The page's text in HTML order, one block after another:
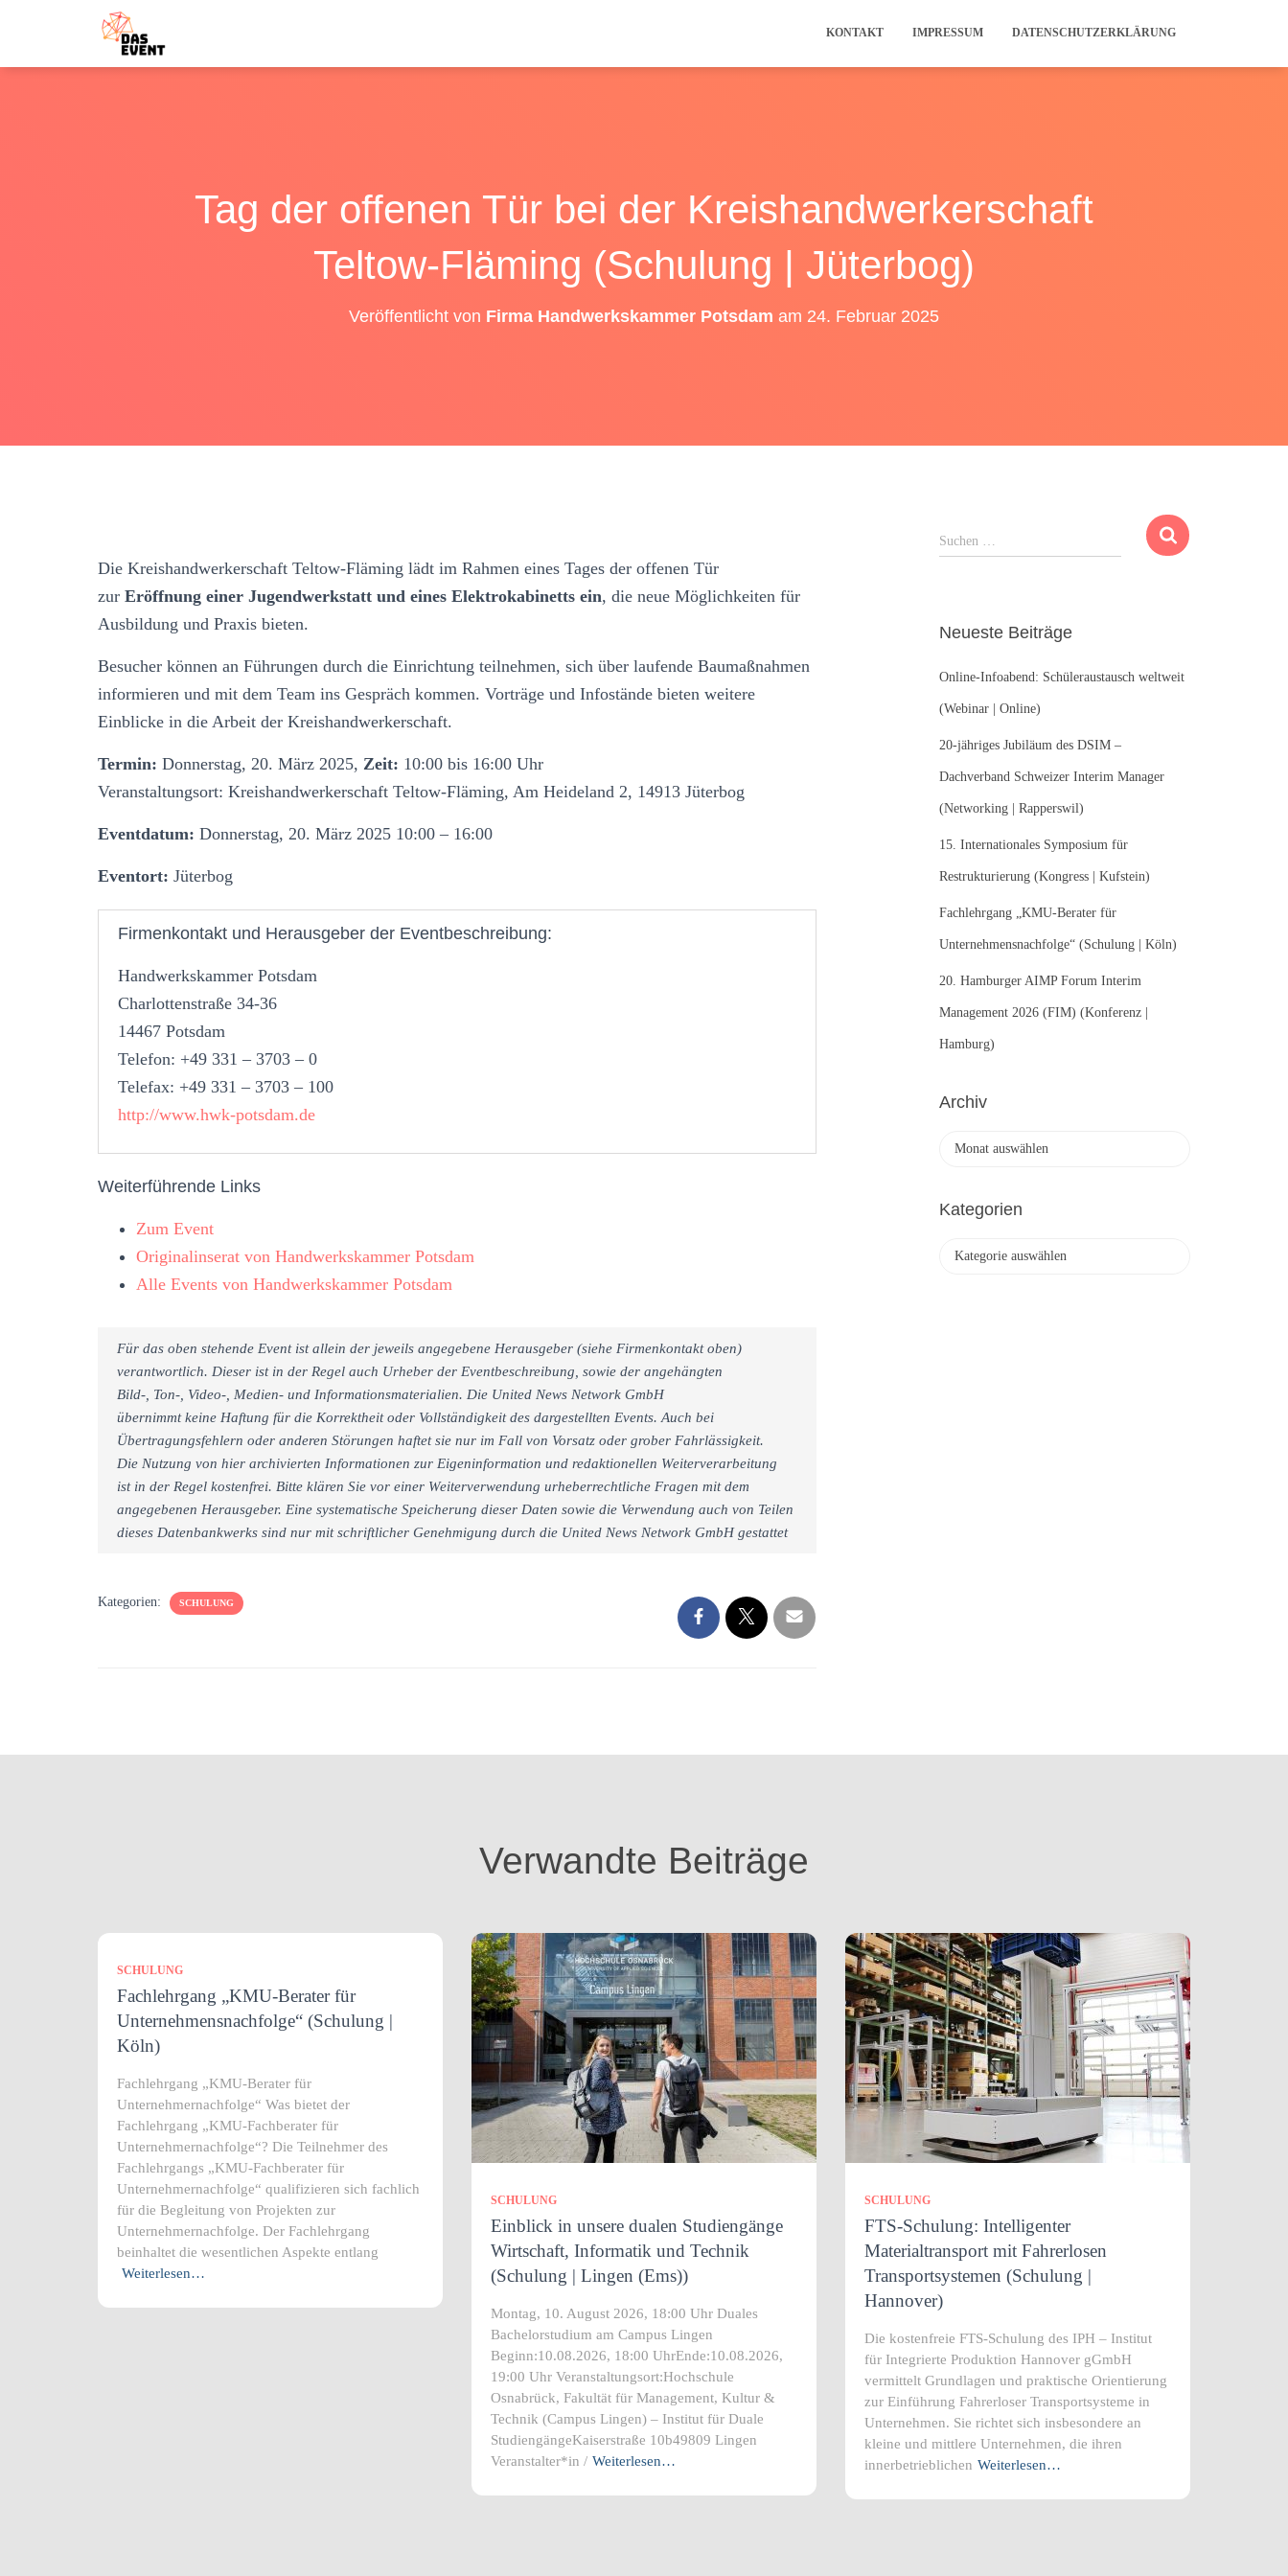
KONTAKT IMPRESSUM DATENSCHUTZERKLÄRUNG
Tag der offenen Tür bei der Kreishandwerkerschaft
Teltow-Fläming (Schulung | Jüterbog)
Veröffentlicht von Firma Handwerkskammer Potsdam am 24. Februar 2025
Die Kreishandwerkerschaft Teltow-Fläming lädt im Rahmen eines Tages der offenen Tür
zur Eröffnung einer Jugendwerkstatt und eines Elektrokabinetts ein, die neue Möglichkeiten für
Ausbildung und Praxis bieten.
Besucher können an Führungen durch die Einrichtung teilnehmen, sich über laufende Baumaßnahmen
informieren und mit dem Team ins Gespräch kommen. Vorträge und Infostände bieten weitere
Einblicke in die Arbeit der Kreishandwerkerschaft.
Termin: Donnerstag, 20. März 2025, Zeit: 10:00 bis 16:00 Uhr
Veranstaltungsort: Kreishandwerkerschaft Teltow-Fläming, Am Heideland 2, 14913 Jüterbog
Eventdatum: Donnerstag, 20. März 2025 10:00 – 16:00
Eventort: Jüterbog
Firmenkontakt und Herausgeber der Eventbeschreibung:
Handwerkskammer Potsdam
Charlottenstraße 34-36
14467 Potsdam
Telefon: +49 331 – 3703 – 0
Telefax: +49 331 – 3703 – 100
http://www.hwk-potsdam.de
Weiterführende Links
Zum Event
Originalinserat von Handwerkskammer Potsdam
Alle Events von Handwerkskammer Potsdam
Für das oben stehende Event ist allein der jeweils angegebene Herausgeber (siehe Firmenkontakt oben)
verantwortlich. Dieser ist in der Regel auch Urheber der Eventbeschreibung, sowie der angehängten
Bild-, Ton-, Video-, Medien- und Informationsmaterialien. Die United News Network GmbH
übernimmt keine Haftung für die Korrektheit oder Vollständigkeit des dargestellten Events. Auch bei
Übertragungsfehlern oder anderen Störungen haftet sie nur im Fall von Vorsatz oder grober Fahrlässigkeit.
Die Nutzung von hier archivierten Informationen zur Eigeninformation und redaktionellen Weiterverarbeitung
ist in der Regel kostenfrei. Bitte klären Sie vor einer Weiterverwendung urheberrechtliche Fragen mit dem
angegebenen Herausgeber. Eine systematische Speicherung dieser Daten sowie die Verwendung auch von Teilen
dieses Datenbankwerks sind nur mit schriftlicher Genehmigung durch die United News Network GmbH gestattet
Kategorien: SCHULUNG
u
n
a
c
:
Suchen …
Neueste Beiträge
Online-Infoabend: Schüleraustausch weltweit
(Webinar | Online)
20-jähriges Jubiläum des DSIM –
Dachverband Schweizer Interim Manager
(Networking | Rapperswil)
15. Internationales Symposium für
Restrukturierung (Kongress | Kufstein)
Fachlehrgang „KMU-Berater für
Unternehmensnachfolge“ (Schulung | Köln)
20. Hamburger AIMP Forum Interim
Management 2026 (FIM) (Konferenz |
Hamburg)
Archiv
h
Kategorien
Verwandte Beiträge
SCHULUNG
Fachlehrgang „KMU-Berater für
Unternehmensnachfolge“ (Schulung |
Köln)
Fachlehrgang „KMU-Berater für
Unternehmernachfolge“ Was bietet der
Fachlehrgang „KMU-Fachberater für
Unternehmernachfolge“? Die Teilnehmer des
Fachlehrgangs „KMU-Fachberater für
Unternehmernachfolge“ qualifizieren sich fachlich
für die Begleitung von Projekten zur
Unternehmernachfolge. Der Fachlehrgang
beinhaltet die wesentlichen Aspekte entlang
Weiterlesen…
SCHULUNG
Einblick in unsere dualen Studiengänge
Wirtschaft, Informatik und Technik
(Schulung | Lingen (Ems))
Montag, 10. August 2026, 18:00 Uhr Duales
Bachelorstudium am Campus Lingen
Beginn:10.08.2026, 18:00 UhrEnde:10.08.2026,
19:00 Uhr Veranstaltungsort:Hochschule
Osnabrück, Fakultät für Management, Kultur &
Technik (Campus Lingen) – Institut für Duale
StudiengängeKaiserstraße 10b49809 Lingen
Veranstalter*in / Weiterlesen…
SCHULUNG
FTS-Schulung: Intelligenter
Materialtransport mit Fahrerlosen
Transportsystemen (Schulung |
Hannover)
Die kostenfreie FTS-Schulung des IPH – Institut
für Integrierte Produktion Hannover gGmbH
vermittelt Grundlagen und praktische Orientierung
zur Einführung Fahrerloser Transportsysteme in
Unternehmen. Sie richtet sich insbesondere an
kleine und mittlere Unternehmen, die ihren
innerbetrieblichen Weiterlesen…